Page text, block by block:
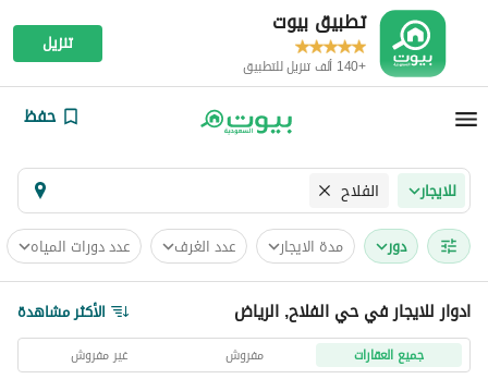
تطبيق بيوت
+140 ألف تنزيل للتطبيق
تنزيل
حفظ
للايجار الفلاح
دور مدة الايجار عدد الغرف عدد دورات المياه
ادوار للايجار في حي الفلاح, الرياض الأكثر مشاهدة
جميع العقارات مفروش غير مفروش